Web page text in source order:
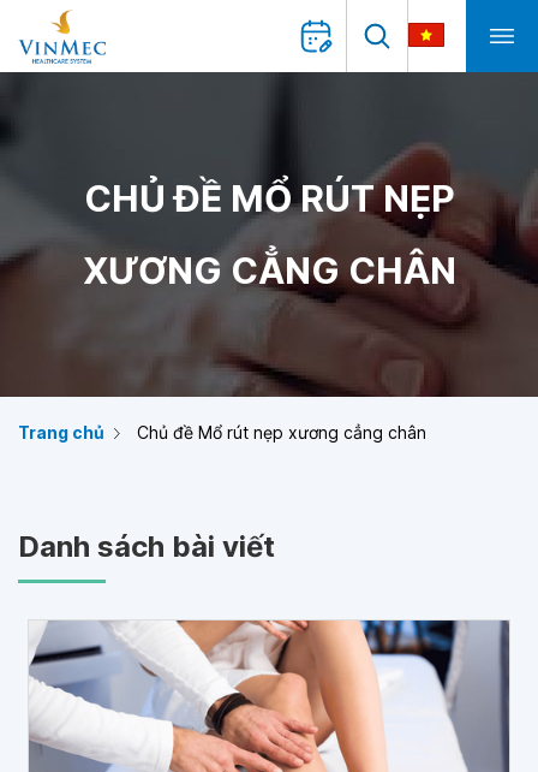
CHỦ ĐỀ MỔ RÚT NẸP
XƯƠNG CẲNG CHÂN
Trang chủ Chủ đề Mổ rút nẹp xương cẳng chân
Danh sách bài viết